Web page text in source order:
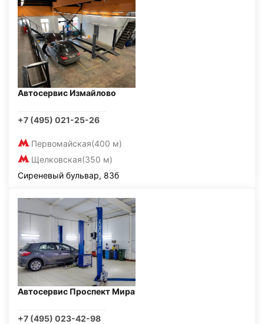
Автосервис Измайлово
+7 (495) 021-25-26
Первомайская(400 м)
Щелковская(350 м)
Сиреневый бульвар, 83б
Автосервис Проспект Мира
+7 (495) 023-42-98